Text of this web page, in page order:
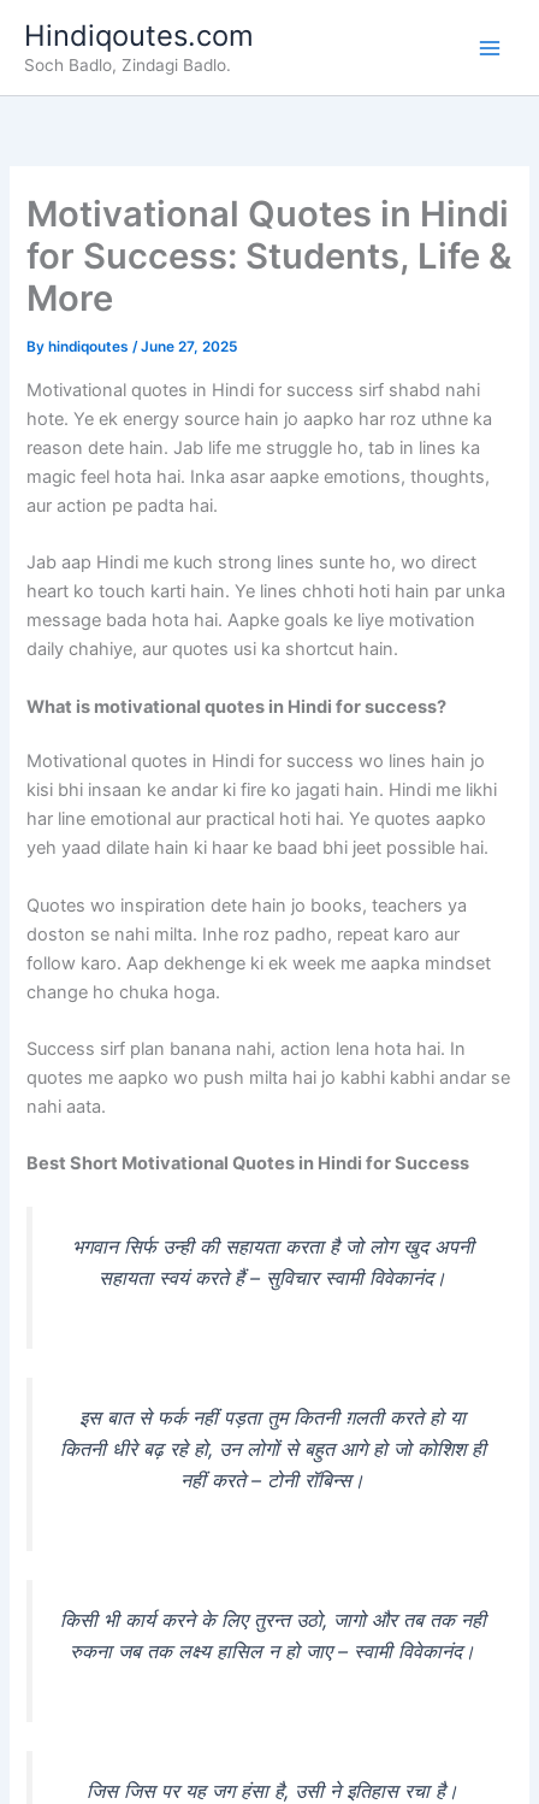
content
Hindiqoutes.com
Soch Badlo, Zindagi Badlo.
Motivational Quotes in Hindi
for Success: Students, Life &
More
By hindiqoutes/June 27, 2025
Motivational quotes in Hindi for success sirf shabd nahi
hote. Ye ek energy source hain jo aapko har roz uthne ka
reason dete hain. Jab life me struggle ho, tab in lines ka
magic feel hota hai. Inka asar aapke emotions, thoughts,
aur action pe padta hai.
Jab aap Hindi me kuch strong lines sunte ho, wo direct
heart ko touch karti hain. Ye lines chhoti hoti hain par unka
message bada hota hai. Aapke goals ke liye motivation
daily chahiye, aur quotes usi ka shortcut hain.
What is motivational quotes in Hindi for success?
Motivational quotes in Hindi for success wo lines hain jo
kisi bhi insaan ke andar ki fire ko jagati hain. Hindi me likhi
har line emotional aur practical hoti hai. Ye quotes aapko
yeh yaad dilate hain ki haar ke baad bhi jeet possible hai.
Quotes wo inspiration dete hain jo books, teachers ya
doston se nahi milta. Inhe roz padho, repeat karo aur
follow karo. Aap dekhenge ki ek week me aapka mindset
change ho chuka hoga.
Success sirf plan banana nahi, action lena hota hai. In
quotes me aapko wo push milta hai jo kabhi kabhi andar se
nahi aata.
Best Short Motivational Quotes in Hindi for Success
भगवान सिर्फ उन्ही की सहायता करता है जो लोग खुद अपनी
सहायता स्वयं करते हैं – सुविचार स्वामी विवेकानंद।
इस बात से फर्क नहीं पड़ता तुम कितनी ग़लती करते हो या
कितनी धीरे बढ़ रहे हो, उन लोगों से बहुत आगे हो जो कोशिश ही
नहीं करते – टोनी रॉबिन्स।
किसी भी कार्य करने के लिए तुरन्त उठो, जागो और तब तक नही
रुकना जब तक लक्ष्य हासिल न हो जाए – स्वामी विवेकानंद।
जिस जिस पर यह जग हंसा है, उसी ने इतिहास रचा है।